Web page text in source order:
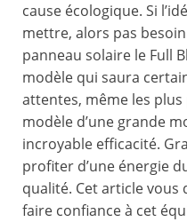
cause écologique. Si
mettre, alors pas
panneau solaire le Full
modèle qui saura
attentes, même les plus
modèle d’une grande
incroyable efficacité.
profiter d’une énergie
qualité. Cet article
faire confiance à cet